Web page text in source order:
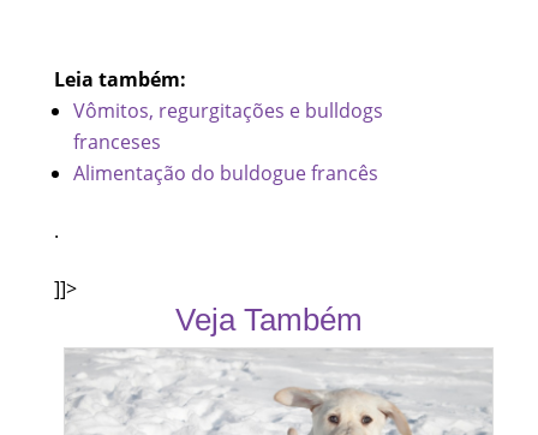
Leia também:
Vômitos, regurgitações e bulldogs
franceses
Alimentação do buldogue francês
.
]]>
Veja Também